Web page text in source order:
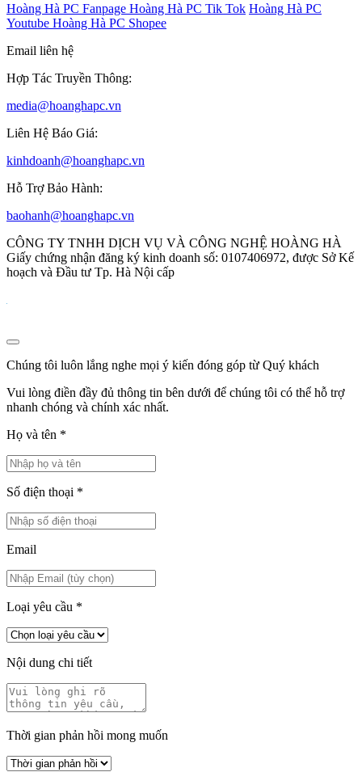
Hoàng Hà PC Fanpage Hoàng Hà PC Tik Tok Hoàng Hà PC
Youtube Hoàng Hà PC Shopee
Email liên hệ
Hợp Tác Truyền Thông:
media@hoanghapc.vn
Liên Hệ Báo Giá:
kinhdoanh@hoanghapc.vn
Hỗ Trợ Bảo Hành:
baohanh@hoanghapc.vn
CÔNG TY TNHH DỊCH VỤ VÀ CÔNG NGHỆ HOÀNG HÀ
Giấy chứng nhận đăng ký kinh doanh số: 0107406972, được Sở Kế
hoạch và Đầu tư Tp. Hà Nội cấp
Chúng tôi luôn lắng nghe mọi ý kiến đóng góp từ Quý khách
Vui lòng điền đầy đủ thông tin bên dưới để chúng tôi có thể hỗ trợ
nhanh chóng và chính xác nhất.
Họ và tên *
Số điện thoại *
Email
Loại yêu cầu *
Nội dung chi tiết
Thời gian phản hồi mong muốn